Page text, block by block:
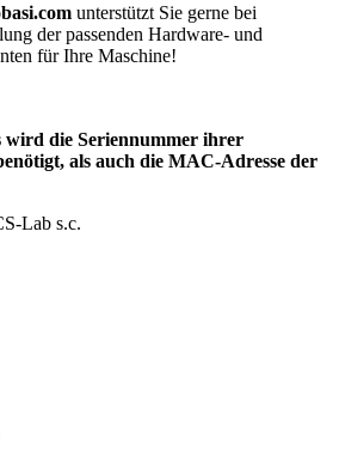
unterstützt Sie gerne bei
der passenden Hardware- und
für Ihre Maschine!
wird die Seriennummer ihrer
als auch die MAC-Adresse der
Lab s.c.